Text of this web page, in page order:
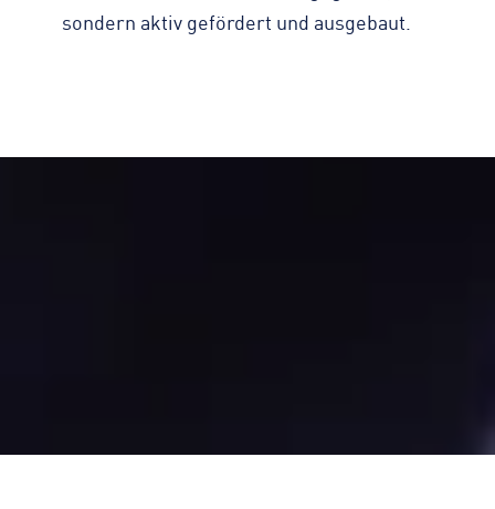
sondern aktiv gefördert und ausgebaut.